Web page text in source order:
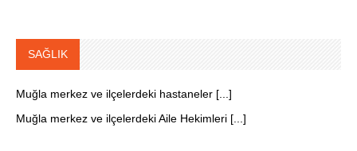
SAĞLIK
Muğla merkez ve ilçelerdeki hastaneler [...]
Muğla merkez ve ilçelerdeki Aile Hekimleri [...]